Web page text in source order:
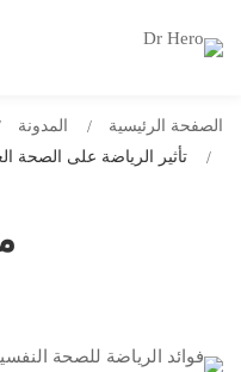
الصفحة الرئيسية المدونة
تأثير الرياضة على الصحة